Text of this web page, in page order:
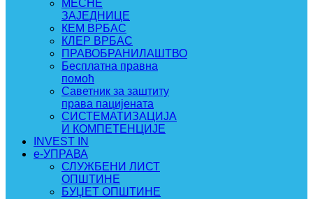
МЕСНЕ
ЗАЈЕДНИЦЕ
КЕМ ВРБАС
КЛЕР ВРБАС
ПРАВОБРАНИЛАШТВО
Бесплатна правна
помоћ
Саветник за заштиту
права пацијената
СИСТЕМАТИЗАЦИЈА
И КОМПЕТЕНЦИЈЕ
INVEST IN
e-УПРАВА
СЛУЖБЕНИ ЛИСТ
ОПШТИНЕ
БУЏЕТ ОПШТИНЕ